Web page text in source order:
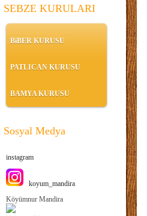
SEBZE KURULARI
BiBER KURUSU
PATLICAN KURUSU
BAMYA KURUSU
Sosyal Medya
instagram
koyum_mandira
Köyümnur Mandira